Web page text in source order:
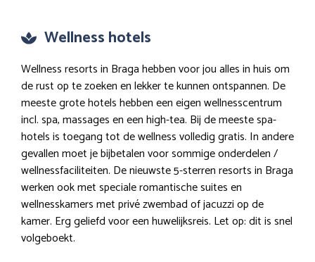
Wellness hotels
Wellness resorts in Braga hebben voor jou alles in huis om
de rust op te zoeken en lekker te kunnen ontspannen. De
meeste grote hotels hebben een eigen wellnesscentrum
incl. spa, massages en een high-tea. Bij de meeste spa-
hotels is toegang tot de wellness volledig gratis. In andere
gevallen moet je bijbetalen voor sommige onderdelen /
wellnessfaciliteiten. De nieuwste 5-sterren resorts in Braga
werken ook met speciale romantische suites en
wellnesskamers met privé zwembad of jacuzzi op de
kamer. Erg geliefd voor een huwelijksreis. Let op: dit is snel
volgeboekt.